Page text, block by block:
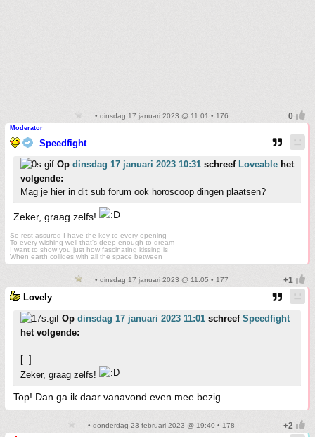
• dinsdag 17 januari 2023 @ 11:01 • 176
Moderator
Speedfight
Op dinsdag 17 januari 2023 10:31 schreef Loveable het
volgende:
Mag je hier in dit sub forum ook horoscoop dingen plaatsen?
Zeker, graag zelfs!
So rest assured I have the key to every opening
To every wishing well that's deep enough to dream
I want to show you just how fascinating kissing is
When earth collides with all the space between
• dinsdag 17 januari 2023 @ 11:05 • 177
Lovely
Op dinsdag 17 januari 2023 11:01 schreef Speedfight
het volgende:
[..]
Zeker, graag zelfs!
Top! Dan ga ik daar vanavond even mee bezig
• donderdag 23 februari 2023 @ 19:40 • 178